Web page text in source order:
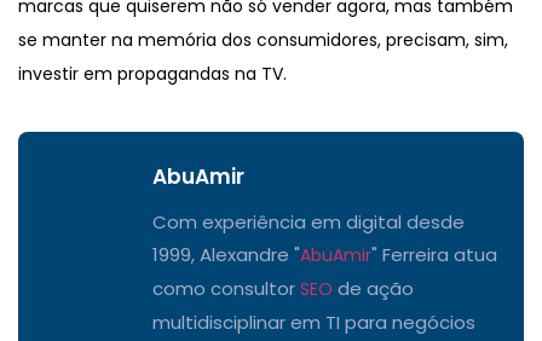
marcas que quiserem não só vender agora, mas também
se manter na memória dos consumidores, precisam, sim,
investir em propagandas na TV.
AbuAmir
Com experiência em digital desde
1999, Alexandre "AbuAmir" Ferreira atua
como consultor SEO de ação
multidisciplinar em TI para negócios